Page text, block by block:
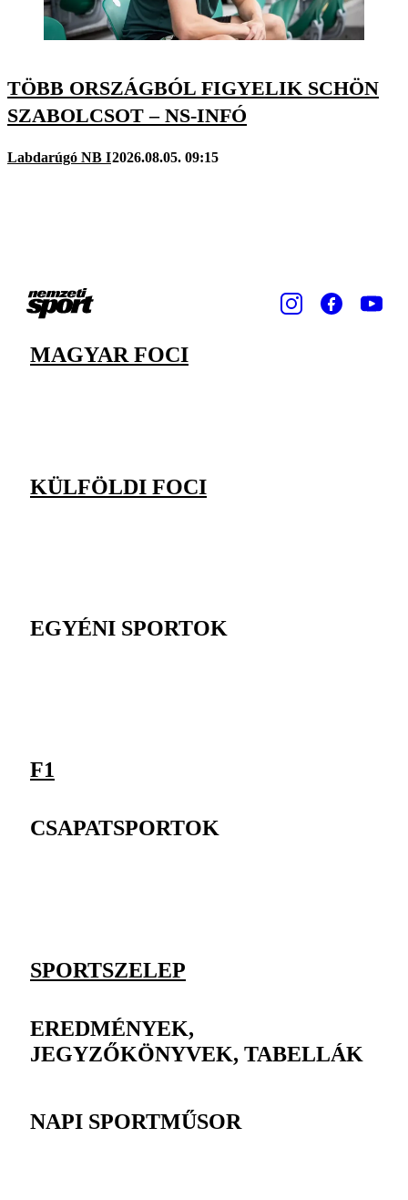
TÖBB ORSZÁGBÓL FIGYELIK SCHÖN
SZABOLCSOT – NS-INFÓ
Labdarúgó NB I2026.08.05. 09:15
MAGYAR FOCI
KÜLFÖLDI FOCI
EGYÉNI SPORTOK
F1
CSAPATSPORTOK
SPORTSZELEP
EREDMÉNYEK,
JEGYZŐKÖNYVEK, TABELLÁK
NAPI SPORTMŰSOR